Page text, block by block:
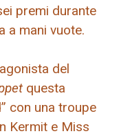
premi durante
a mani vuote.
del
questa
con una troupe
Kermit e Miss